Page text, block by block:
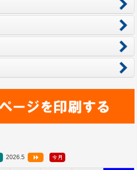
2026.5